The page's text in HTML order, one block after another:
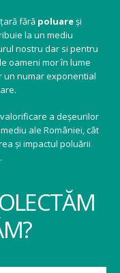
fără poluareși
la un mediu
nostru dar si pentru
oameni mor în lume
un numar exponential
a deșeurilor
ale României, cât
și impactul poluării